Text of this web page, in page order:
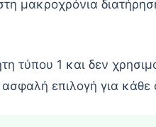
μακροχρόνια
τύπου 1 και δεν
επιλογή για